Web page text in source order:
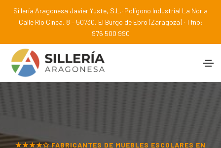
Sillería Aragonesa Javier Yuste, S.L.· Polígono Industrial La Noria
Calle Río Cinca, 8 – 50730, El Burgo de Ebro (Zaragoza) · Tfno:
976 500 990
★★★★✩ FABRICANTES DE MUEBLES ESCOLARES EN